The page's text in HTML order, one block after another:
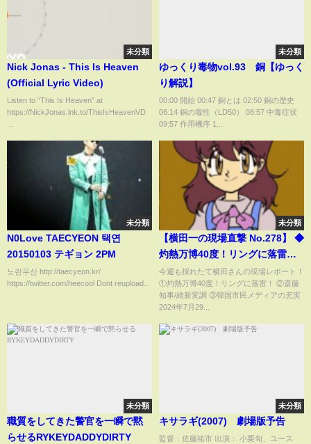
未分類
Nick Jonas - This Is Heaven
(Official Lyric Video)
Listen to “This Is Heaven” at
https://NickJonas.lnk.to/ThisIsHeavenVD
未分類
ゆっくり毒物vol.93 銅【ゆっく
り解説】
00:00 開始 00:47 銅とは 02:50 銅の歴史
06:14 銅の毒性（LD50） 08:57 中毒症状
09:57 作用機序 1...
未分類
N0Love TAECYEON 택연
20150103 テギョン 2PM
노란우산 http://taecyeon.kr/
https://twitter.com/heecool Dont reupload...
未分類
【横田一の現場直撃 No.278】 ◆
灼熱万博40度！リングに落雷！
◆斎藤知事 / 維新変調 ◆韓国市
民メディア 20240729
今週も採れたて横田さんの現場レポート！
①灼熱万博40度！リングに落雷！ ②斎藤
知事/維新変調 ③韓国市民メディアの充実
2024年7月29...
未分類
職質をしてきた警官を一瞬で黙
らせるRYKEYDADDYDIRTY
未分類
キサラギ(2007) 劇場版予告
監督：佐藤祐市 出演： 小栗旬、ユース